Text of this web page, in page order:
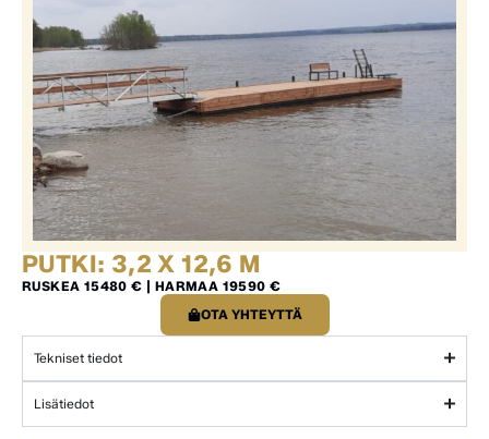
PUTKI: 3,2 X 12,6 M
RUSKEA 15480 € | HARMAA 19590 €
OTA YHTEYTTÄ
Tekniset tiedot
Lisätiedot